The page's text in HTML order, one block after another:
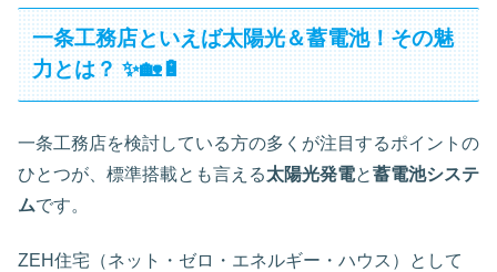
一条工務店といえば太陽光＆蓄電池！その魅
力とは？ ✨🏡🔋
一条工務店を検討している方の多くが注目するポイントの
ひとつが、標準搭載とも言える太陽光発電と蓄電池システ
ムです。
ZEH住宅（ネット・ゼロ・エネルギー・ハウス）として